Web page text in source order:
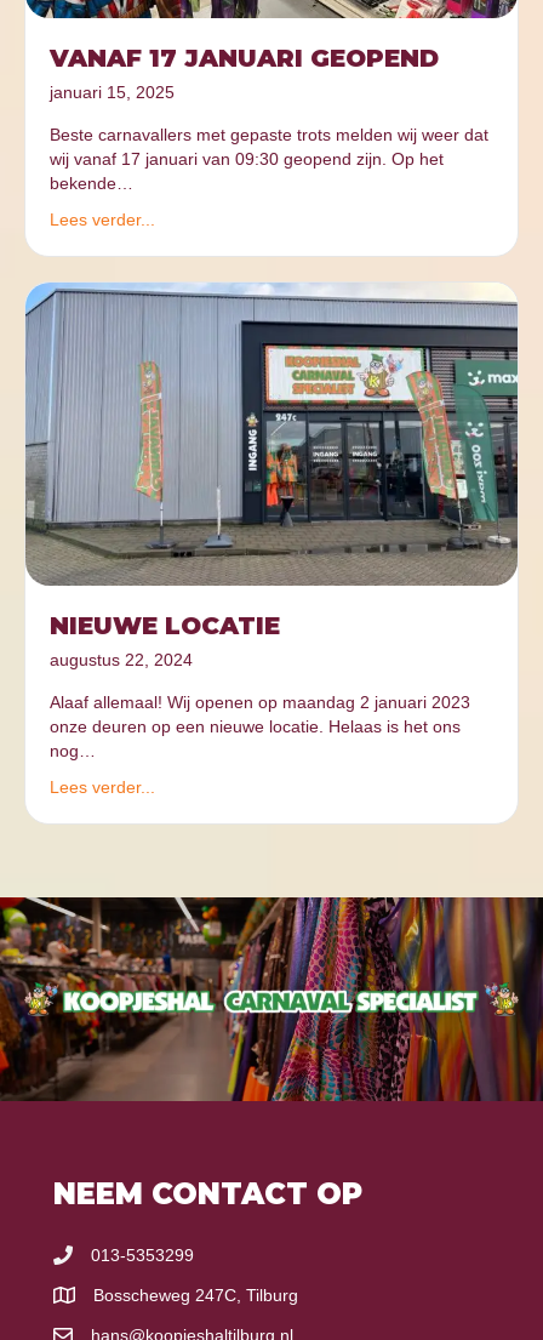
VANAF 17 JANUARI GEOPEND
januari 15, 2025
Beste carnavallers met gepaste trots melden wij weer dat
wij vanaf 17 januari van 09:30 geopend zijn. Op het
bekende…
Lees verder...
NIEUWE LOCATIE
augustus 22, 2024
Alaaf allemaal! Wij openen op maandag 2 januari 2023
onze deuren op een nieuwe locatie. Helaas is het ons
nog…
Lees verder...
NEEM CONTACT OP
013-5353299
Bosscheweg 247C, Tilburg
hans@koopjeshaltilburg.nl